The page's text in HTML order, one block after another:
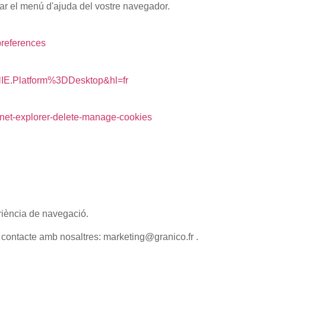
el menú d'ajuda del vostre navegador.
explorer-delete-manage-cookies
de navegació.
amb nosaltres: marketing@granico.fr .